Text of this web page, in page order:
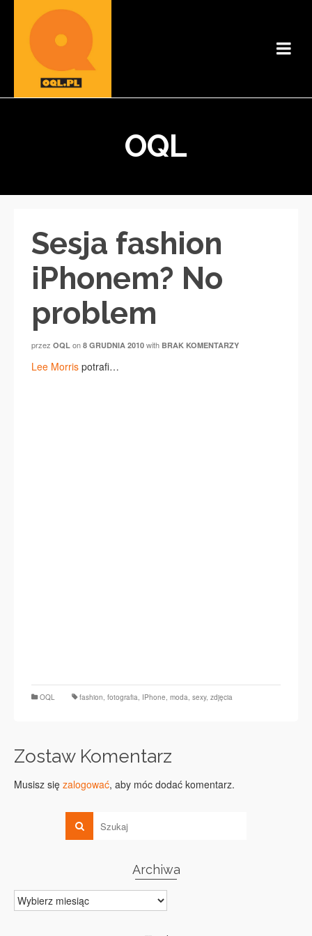
OQL
Sesja fashion
iPhonem? No
problem
przez OQL on 8 GRUDNIA 2010 with BRAK KOMENTARZY
Lee Morris potrafi…
OQL fashion, fotografia, IPhone, moda, sexy, zdjęcia
Zostaw Komentarz
Musisz się zalogować, aby móc dodać komentarz.
Archiwa
Archiwa